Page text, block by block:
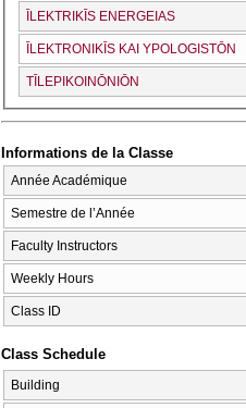
ĪLEKTRIKĪS ENERGEIAS
ĪLEKTRONIKĪS KAI YPOLOGISTŌN
TĪLEPIKOINŌNIŌN
Informations de la Classe
Année Académique
Semestre de l’Année
Faculty Instructors
Weekly Hours
Class ID
Class Schedule
Building